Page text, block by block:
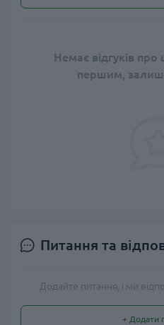
Немає відгуків про
першим,
Питання та
Додайте питання, і ми
+ Додати